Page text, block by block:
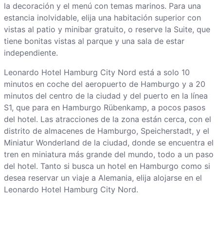
la decoración y el menú con temas marinos. Para una
estancia inolvidable, elija una habitación superior con
vistas al patio y minibar gratuito, o reserve la Suite, que
tiene bonitas vistas al parque y una sala de estar
independiente.
Leonardo Hotel Hamburg City Nord está a solo 10
minutos en coche del aeropuerto de Hamburgo y a 20
minutos del centro de la ciudad y del puerto en la línea
S1, que para en Hamburgo Rübenkamp, a pocos pasos
del hotel. Las atracciones de la zona están cerca, con el
distrito de almacenes de Hamburgo, Speicherstadt, y el
Miniatur Wonderland de la ciudad, donde se encuentra el
tren en miniatura más grande del mundo, todo a un paso
del hotel. Tanto si busca un hotel en Hamburgo como si
desea reservar un viaje a Alemania, elija alojarse en el
Leonardo Hotel Hamburg City Nord.